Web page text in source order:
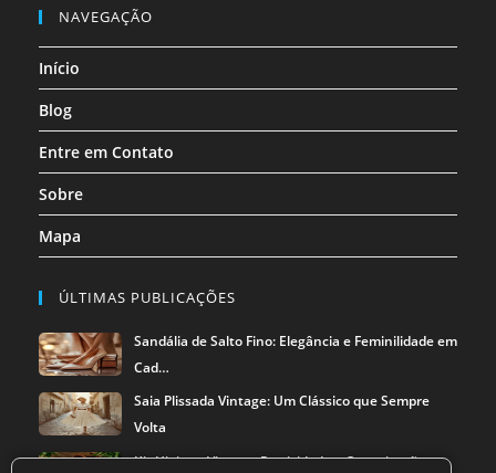
aba
aba
em
uma
nova
em
uma
uma
NAVEGAÇÃO
Início
Blog
Entre em Contato
Sobre
Mapa
ÚLTIMAS PUBLICAÇÕES
Sandália de Salto Fino: Elegância e Feminilidade em
Cad…
Saia Plissada Vintage: Um Clássico que Sempre
Volta
Kit Higiene Viagem: Praticidade e Organização na